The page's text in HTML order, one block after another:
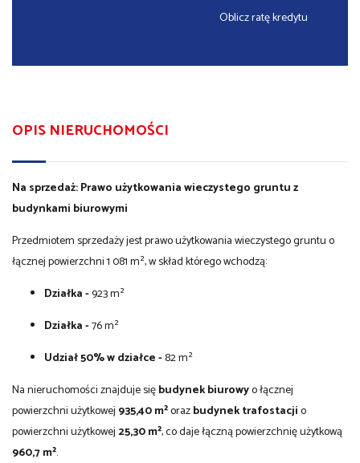
Oblicz ratę kredytu
OPIS NIERUCHOMOŚCI
Na sprzedaż: Prawo użytkowania wieczystego gruntu z
budynkami biurowymi
Przedmiotem sprzedaży jest prawo użytkowania wieczystego gruntu o
łącznej powierzchni 1 081 m², w skład którego wchodzą:
Działka -923 m²
Działka -76 m²
Udział 50% w działce -82 m²
Na nieruchomości znajduje siębudynek biurowyo łącznej
powierzchni użytkowej 935,40 m²orazbudynek trafostacjio
powierzchni użytkowej 25,30 m², co daje łączną powierzchnię użytkową
960,7 m².